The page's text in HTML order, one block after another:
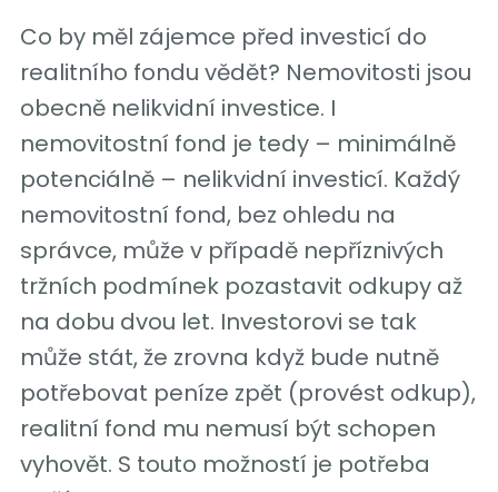
Co by měl zájemce před investicí do
realitního fondu vědět? Nemovitosti jsou
obecně nelikvidní investice. I
nemovitostní fond je tedy – minimálně
potenciálně – nelikvidní investicí. Každý
nemovitostní fond, bez ohledu na
správce, může v případě nepříznivých
tržních podmínek pozastavit odkupy až
na dobu dvou let. Investorovi se tak
může stát, že zrovna když bude nutně
potřebovat peníze zpět (provést odkup),
realitní fond mu nemusí být schopen
vyhovět. S touto možností je potřeba